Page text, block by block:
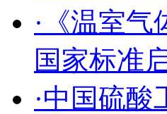
·《温室
国家标准
·中国硫